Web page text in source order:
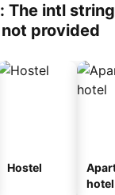
The intl string
provided
Hostel
hotel